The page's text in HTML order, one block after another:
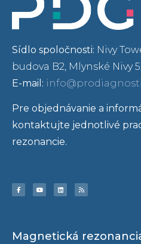
Sídlo spoločnosti: Nivy
budova B2, Mlynské Nivy
E-mail:
Pre objednávanie a
kontaktujte jednotlivé
rezonancie.
Magnetická